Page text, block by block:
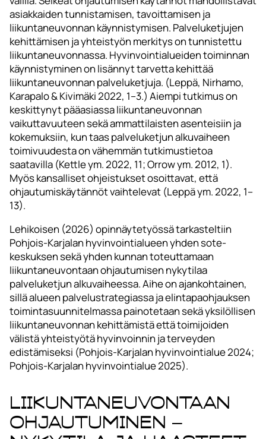
asiakkaiden tunnistamisen, tavoittamisen ja
liikuntaneuvonnan käynnistymisen. Palveluketjujen
kehittämisen ja yhteistyön merkitys on tunnistettu
liikuntaneuvonnassa. Hyvinvointialueiden toiminnan
käynnistyminen on lisännyt tarvetta kehittää
liikuntaneuvonnan palveluketjuja. (Leppä, Nirhamo,
Karapalo & Kivimäki 2022, 1–3.) Aiempi tutkimus on
keskittynyt pääasiassa liikuntaneuvonnan
vaikuttavuuteen sekä ammattilaisten asenteisiin ja
kokemuksiin, kun taas palveluketjun alkuvaiheen
toimivuudesta on vähemmän tutkimustietoa
saatavilla (Kettle ym. 2022, 11; Orrow ym. 2012, 1).
Myös kansalliset ohjeistukset osoittavat, että
ohjautumiskäytännöt vaihtelevat (Leppä ym. 2022, 1–
13).
Lehikoisen (2026) opinnäytetyössä tarkasteltiin
Pohjois-Karjalan hyvinvointialueen yhden sote-
keskuksen sekä yhden kunnan toteuttamaan
liikuntaneuvontaan ohjautumisen nykytilaa
palveluketjun alkuvaiheessa. Aihe on ajankohtainen,
sillä alueen palvelustrategiassa ja elintapaohjauksen
toimintasuunnitelmassa painotetaan sekä yksilöllisen
liikuntaneuvonnan kehittämistä että toimijoiden
välistä yhteistyötä hyvinvoinnin ja terveyden
edistämiseksi (Pohjois-Karjalan hyvinvointialue 2024;
Pohjois-Karjalan hyvinvointialue 2025).
Liikuntaneuvontaan
ohjautuminen –